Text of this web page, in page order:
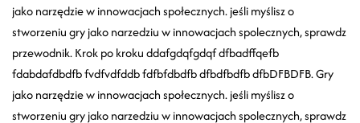
jako narzędzie w innowacjach społecznych. jeśli myślisz o
stworzeniu gry jako narzedziu w innowacjach spolecznych, sprawdz
przewodnik. Krok po kroku ddafgdqfgdqf dfbadffqefb
fdabdafdbdfb fvdfvdfddb fdfbfdbdfb dfbdfbdfb dfbDFBDFB. Gry
jako narzędzie w innowacjach społecznych. jeśli myślisz o
stworzeniu gry jako narzedziu w innowacjach spolecznych, sprawdz